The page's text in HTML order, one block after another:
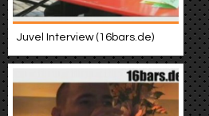
Juvel Interview (16bars.de)